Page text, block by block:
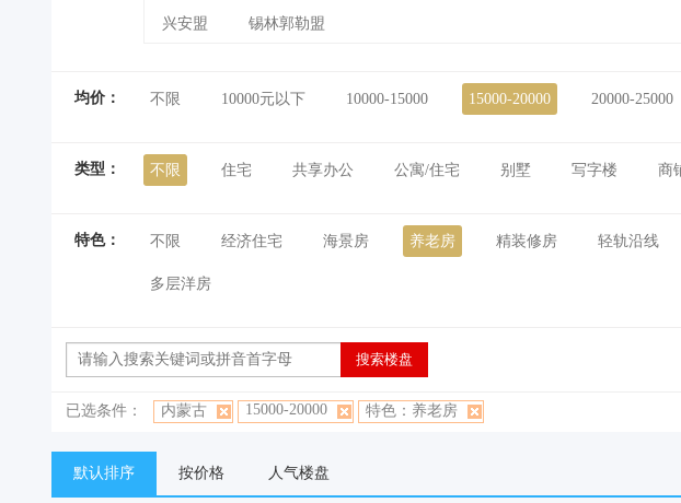
兴安盟 锡林郭勒盟
均价： 不限 10000元以下 10000-15000 15000-20000 20000-25000
类型： 不限 住宅 共享办公 公寓/住宅 别墅 写字楼 商
特色： 不限 经济住宅 海景房 养老房 精装修房 轻轨沿线
多层洋房
已选条件： 内蒙古 15000-20000 特色：养老房
默认排序 按价格 人气楼盘